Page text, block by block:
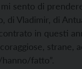
mi sento di
di Vladimir, di
in questi
strane,
fatto”.